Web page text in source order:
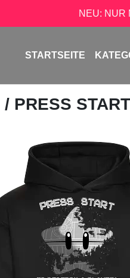
NEU: NUR
STARTSEITE
/ PRESS